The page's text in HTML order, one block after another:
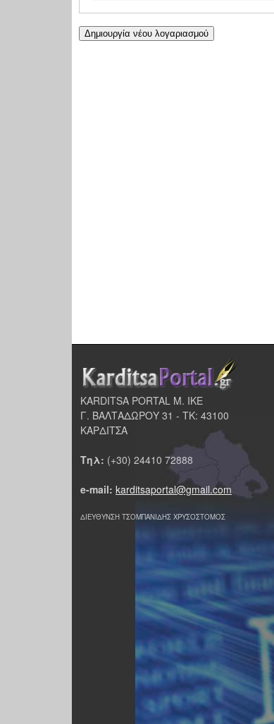
KARDITSA PORTAL Μ. ΙΚΕ
Γ. ΒΑΛΤΑΔΩΡΟΥ 31 - ΤΚ: 43100
ΚΑΡΔΙΤΣΑ
Τηλ: (+30) 24410 72888
e-mail: karditsaportal@gmail.com
ΔΙΕΥΘΥΝΣΗ ΤΣΟΜΠΑΝΙΔΗΣ ΧΡΥΣΟΣΤΟΜΟΣ